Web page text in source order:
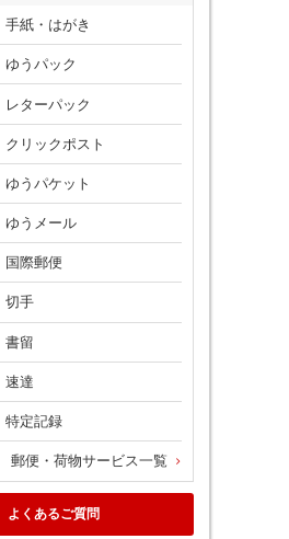
手紙・はがき
ゆうパック
レターパック
クリックポスト
ゆうパケット
ゆうメール
国際郵便
切手
書留
速達
特定記録
郵便・荷物サービス一覧
よくあるご質問